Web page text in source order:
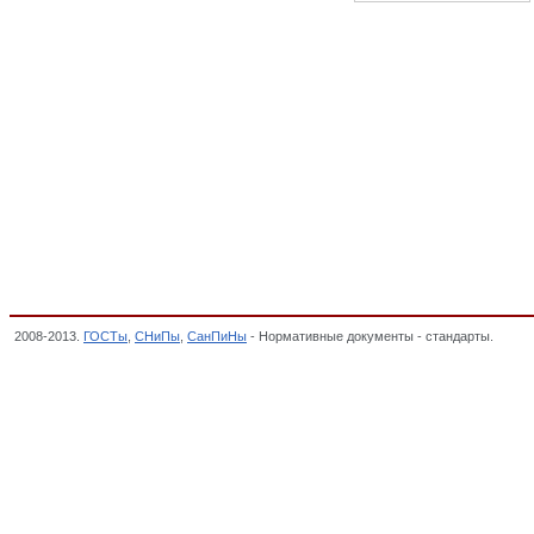
2008-2013. ГОСТы СНиПы СанПиНы - Нормативные документы - стандарты.